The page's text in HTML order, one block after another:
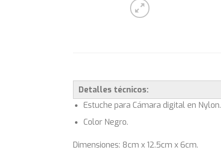
Detalles técnicos:
Estuche para Cámara digital en Nylon.
Color Negro.
Dimensiones: 8cm x 12.5cm x 6cm.